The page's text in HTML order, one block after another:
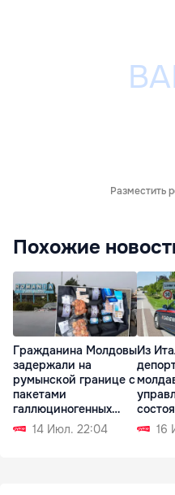
Разместить
Похожие
Гражданина Молдовы
задержали на
румынской границе с
пакетами
галлюциногенных
грибов14 Июл. 22:04
Из
16